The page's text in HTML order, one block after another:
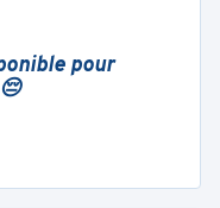
pour